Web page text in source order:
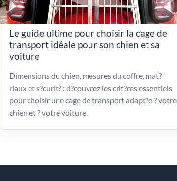
Le guide ultime pour choisir la cage de
transport idéale pour son chien et sa
voiture
Dimensions du chien, mesures du coffre, mat?
riaux et s?curit? : d?couvrez les crit?res essentiels
pour choisir une cage de transport adapt?e ? votre
chien et ? votre voiture.